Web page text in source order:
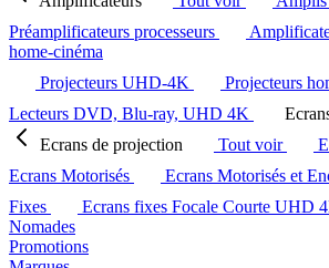
Préamplificateurs processeurs
home-cinéma
Projecteurs UHD-4K
Projecteurs
Lecteurs DVD, Blu-ray, UHD 4K
Ecrans de projection
Tout voir
Ecrans Motorisés
Ecrans Motorisés et
Fixes
Ecrans fixes Focale Courte UHD
Nomades
Promotions